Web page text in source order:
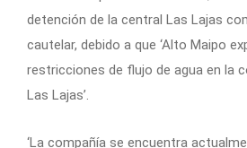
detención de la central Las Lajas
cautelar, debido a que ‘Alto Maipo
restricciones de flujo de agua en la
Las Lajas’.
‘La compañía se encuentra